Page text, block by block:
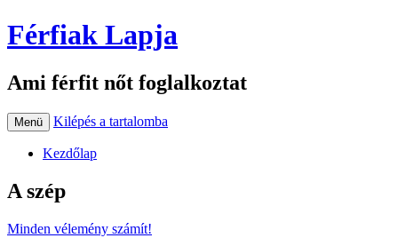
Férfiak Lapja
Ami férfit nőt foglalkoztat
Menü Kilépés a tartalomba
Kezdőlap
A szép
Minden vélemény számít!